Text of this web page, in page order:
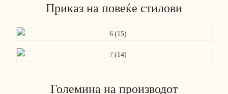
Приказ на повеќе стилови
Големина на производот